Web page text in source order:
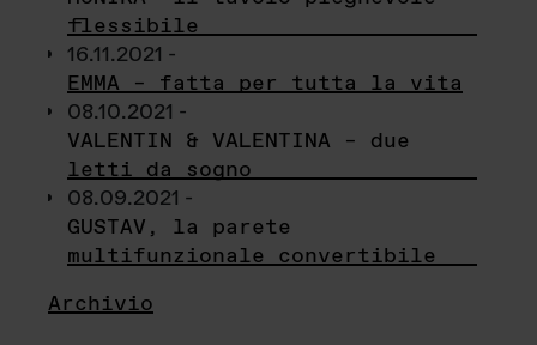
flessibile
16.11.2021 -
EMMA – fatta per tutta la vita
08.10.2021 -
VALENTIN & VALENTINA – due
letti da sogno
08.09.2021 -
GUSTAV, la parete
multifunzionale convertibile
Archivio